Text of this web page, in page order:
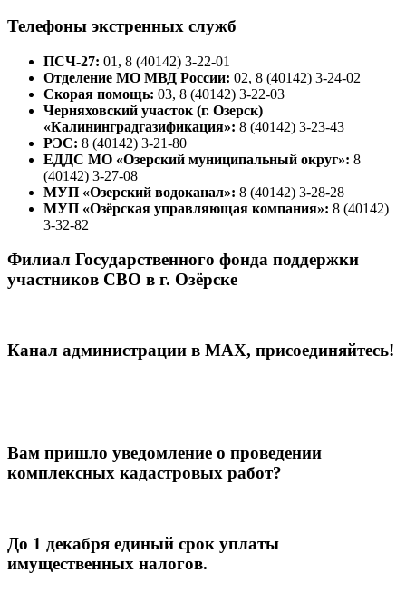
Телефоны экстренных служб
ПСЧ-27: 01, 8 (40142) 3-22-01
Отделение МО МВД России: 02, 8 (40142) 3-24-02
Скорая помощь: 03, 8 (40142) 3-22-03
Черняховский участок (г. Озерск)
«Калининградгазификация»: 8 (40142) 3-23-43
РЭС: 8 (40142) 3-21-80
ЕДДС МО «Озерский муниципальный округ»: 8
(40142) 3-27-08
МУП «Озерский водоканал»: 8 (40142) 3-28-28
МУП «Озёрская управляющая компания»: 8 (40142)
3-32-82
Филиал Государственного фонда поддержки
участников СВО в г. Озёрске
Канал администрации в МАХ, присоединяйтесь!
Вам пришло уведомление о проведении
комплексных кадастровых работ?
До 1 декабря единый срок уплаты
имущественных налогов.